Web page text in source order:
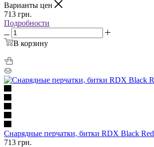
Варианты цен
713 грн.
Подробности
В корзину
Снарядные перчатки, битки RDX Black Red
713 грн.